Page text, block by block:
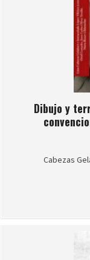
Dibujo y
Cabezas